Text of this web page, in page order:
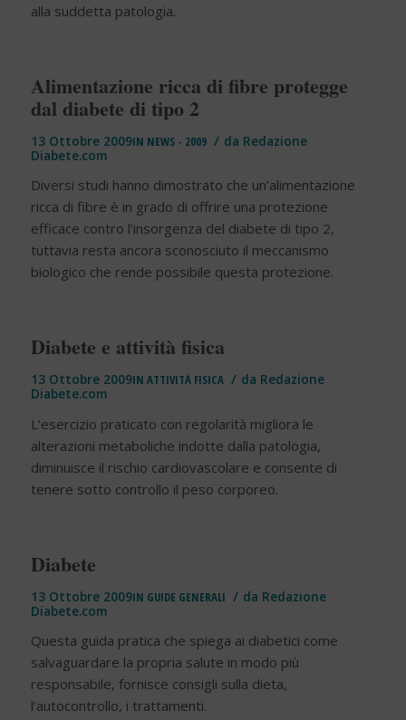
alla suddetta patologia.
Alimentazione ricca di fibre protegge
dal diabete di tipo 2
13 Ottobre 2009IN NEWS - 2009 / da Redazione
Diabete.com
Diversi studi hanno dimostrato che un’alimentazione
ricca di fibre è in grado di offrire una protezione
efficace contro l’insorgenza del diabete di tipo 2,
tuttavia resta ancora sconosciuto il meccanismo
biologico che rende possibile questa protezione.
Diabete e attività fisica
13 Ottobre 2009IN ATTIVITÀ FISICA / da Redazione
Diabete.com
L’esercizio praticato con regolarità migliora le
alterazioni metaboliche indotte dalla patologia,
diminuisce il rischio cardiovascolare e consente di
tenere sotto controllo il peso corporeo.
Diabete
13 Ottobre 2009IN GUIDE GENERALI / da Redazione
Diabete.com
Questa guida pratica che spiega ai diabetici come
salvaguardare la propria salute in modo più
responsabile, fornisce consigli sulla dieta,
l’autocontrollo, i trattamenti.